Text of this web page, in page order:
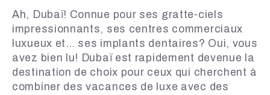
Ah, Dubaï! Connue pour ses gratte-ciels
impressionnants, ses centres commerciaux
luxueux et… ses implants dentaires? Oui, vous
avez bien lu! Dubaï est rapidement devenue la
destination de choix pour ceux qui cherchent à
combiner des vacances de luxe avec des